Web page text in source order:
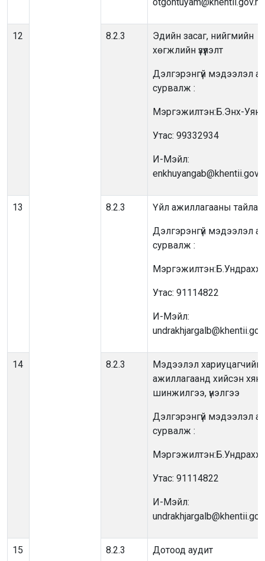
12 8.2.3
Эдийн засаг, нийгмийн
хөгжлийн үзүүлэлт
Дэлгэрэнгүй мэдээлэл
сурвалж :
Мэргэжилтэн:Б.Энх-
Утас: 99332934
И-Мэйл:
13 8.2.3 Үйл ажиллагааны тайлан
Дэлгэрэнгүй мэдээлэл
сурвалж :
Утас: 91114822
И-Мэйл:
14 8.2.3
Мэдээлэл хариуцагчийн
ажиллагаанд хийсэн
шинжилгээ, үнэлгээ
Дэлгэрэнгүй мэдээлэл
сурвалж :
Утас: 91114822
И-Мэйл:
15 8.2.3 Дотоод аудит